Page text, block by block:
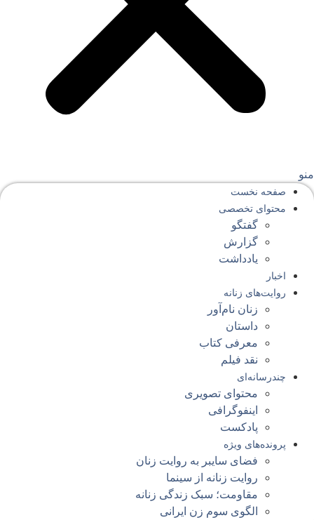
صفحه‌ نخست
محتوای‌ تخصصی
گفتگو
گزارش
یادداشت
اخبار
روایت‌های زنانه
زنان نام‌آور
داستان
معرفی کتاب
نقد فیلم
چندرسانه‌ای
محتوای تصویری
اینفوگرافی
پادکست
پرونده‌های ویژه
فضای سایبر به روایت زنان
روایت زنانه از سینما
مقاومت؛ سبک زندگی زنانه
الگوی سوم زن ایرانی